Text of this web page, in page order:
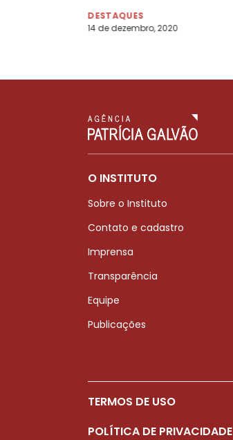
DESTAQUES
14 de dezembro, 2020
O INSTITUTO
Sobre o Instituto
Contato e cadastro
Imprensa
Transparência
Equipe
Publicações
TERMOS DE USO
POLÍTICA DE PRIVACIDADE